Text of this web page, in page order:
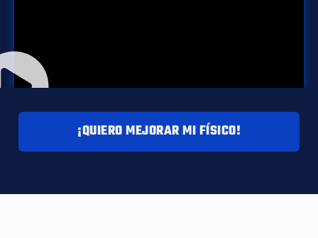
¡QUIERO MEJORAR MI FÍSICO!